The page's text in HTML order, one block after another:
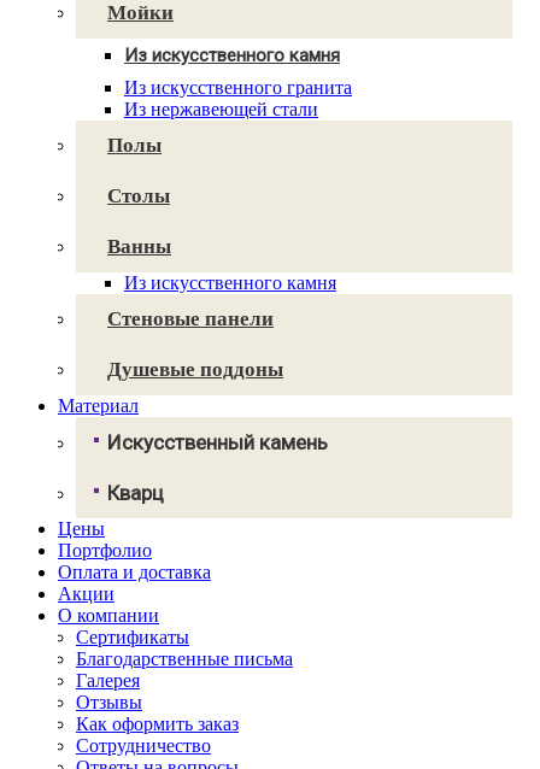
Avant Quartz
Мойки
Из искусственного камня
Для кухни
Для ванной
Из искусственного гранита
Из нержавеющей стали
Полы
Столы
Ванны
Из искусственного камня
Стеновые панели
Душевые поддоны
Материал
Искусственный камень
NeoMarm
Хай-макс
Старон
Ханекс
Акрилика
Кориан
Монтелли
Тристоун
Кварц
СмартКварц
Цезарьстоун
Викостон
Технистон
Камбрия
Плазастон
Цены
Портфолио
Оплата и доставка
Акции
О компании
Сертификаты
Благодарственные письма
Галерея
Отзывы
Как оформить заказ
Сотрудничество